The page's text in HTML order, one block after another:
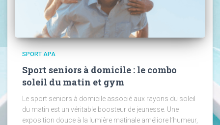
SPORT APA
Sport seniors à domicile : le combo
soleil du matin et gym
Le sport seniors à domicile associé aux rayons du soleil
du matin est un véritable boosteur de jeunesse. Une
exposition douce à la lumière matinale améliore l’humeur,